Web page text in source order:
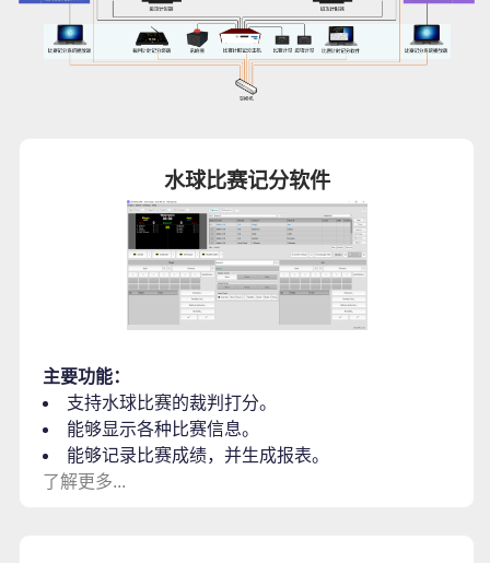
水球比赛记分软件
主要功能：
支持水球比赛的裁判打分。
能够显示各种比赛信息。
能够记录比赛成绩，并生成报表。
了解更多...